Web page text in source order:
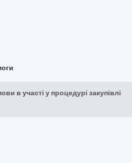
в участі у процедурі закупівлі